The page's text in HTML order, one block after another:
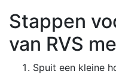
Stappen
van RVS
Spuit een kleine